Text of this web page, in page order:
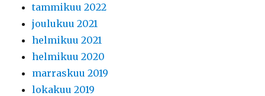
tammikuu 2022
joulukuu 2021
helmikuu 2021
helmikuu 2020
marraskuu 2019
lokakuu 2019